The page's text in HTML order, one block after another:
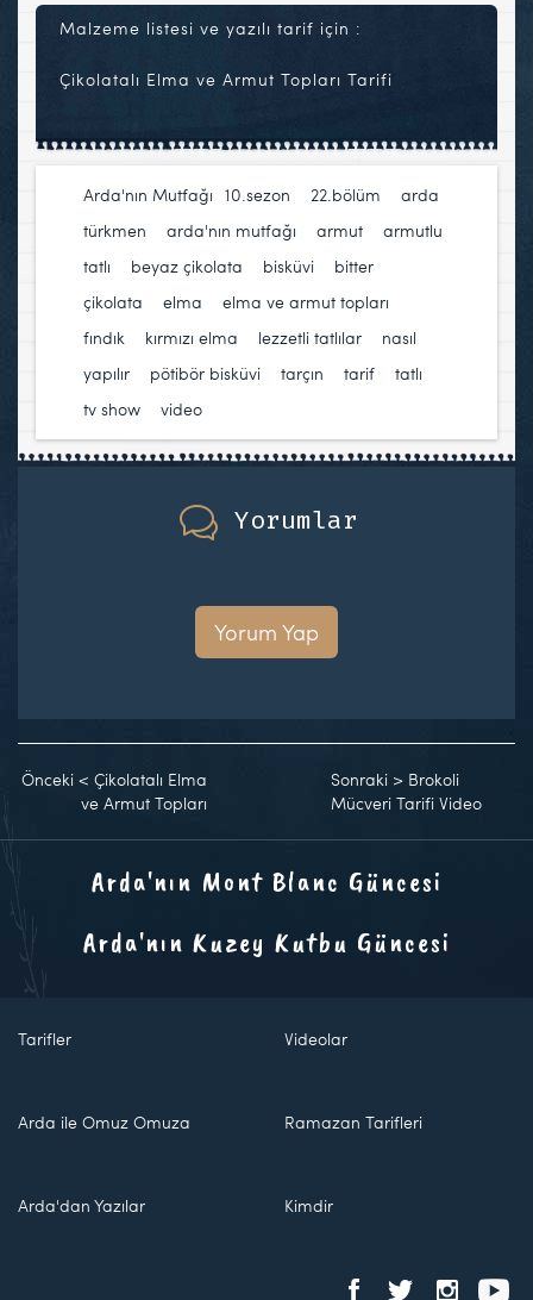
Malzeme listesi ve yazılı tarif için :
Çikolatalı Elma ve Armut Topları Tarifi
Arda'nın Mutfağı 10.sezon 22.bölüm
arda
türkmen
arda'nın mutfağı armut
armutlu
tatlı
beyaz çikolata bisküvi
bitter
çikolata
elma elma ve armut topları
fındık
kırmızı elma lezzetli tatlılar
nasıl
yapılır
pötibör bisküvi tarçın tarif tatlı
tv show
video
Yorumlar
Yorum Yap
Önceki < Çikolatalı Elma
ve Armut Topları
Sonraki > Brokoli
Mücveri Tarifi Video
Arda'nın Mont Blanc Güncesi
Arda'nın Kuzey Kutbu Güncesi
Tarifler Videolar
Arda ile Omuz Omuza Ramazan Tarifleri
Arda'dan Yazılar Kimdir